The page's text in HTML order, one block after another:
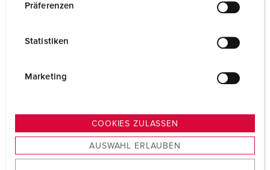
s
u
Präferenzen
Statistiken
Marketing
COOKIES ZULASSEN
AUSWAHL ERLAUBEN